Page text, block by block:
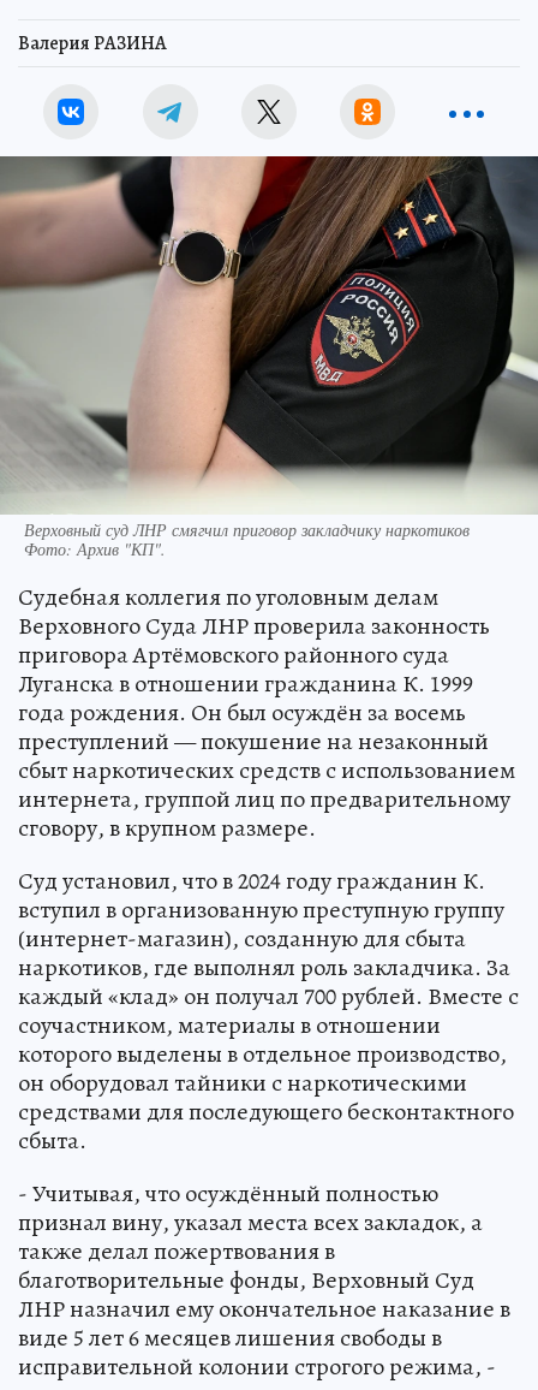
Валерия РАЗИНА
Верховный суд ЛНР смягчил приговор закладчику наркотиков
Фото:Архив "КП".
Судебная коллегия по уголовным делам
Верховного Суда ЛНР проверила законность
приговора Артёмовского районного суда
Луганска в отношении гражданина К. 1999
года рождения. Он был осуждён за восемь
преступлений — покушение на незаконный
сбыт наркотических средств с использованием
интернета, группой лиц по предварительному
сговору, в крупном размере.
Суд установил, что в 2024 году гражданин К.
вступил в организованную преступную группу
(интернет-магазин), созданную для сбыта
наркотиков, где выполнял роль закладчика. За
каждый «клад» он получал 700 рублей. Вместе с
соучастником, материалы в отношении
которого выделены в отдельное производство,
он оборудовал тайники с наркотическими
средствами для последующего бесконтактного
сбыта.
- Учитывая, что осуждённый полностью
признал вину, указал места всех закладок, а
также делал пожертвования в
благотворительные фонды, Верховный Суд
ЛНР назначил ему окончательное наказание в
виде 5 лет 6 месяцев лишения свободы в
исправительной колонии строгого режима, -